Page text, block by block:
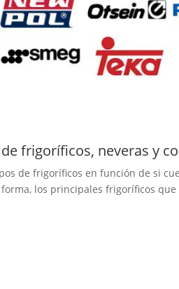
frigoríficos, neveras y
de frigoríficos en función de si
los principales frigoríficos